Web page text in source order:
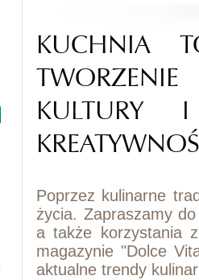
KUCHNIA
KULTURY I
Poprzez kulinarne
życia. Zapraszamy
a także korzystania
magazynie "Dolce
aktualne trendy